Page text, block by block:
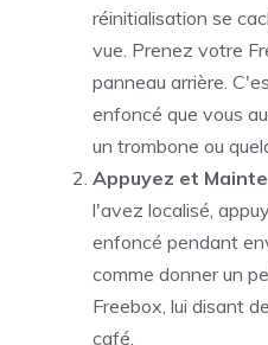
réinitialisation se
vue. Prenez votre
panneau arrière.
enfoncé que vous
un trombone ou
Appuyez et
l'avez localisé,
enfoncé pendant
comme donner un
Freebox, lui disant
café.